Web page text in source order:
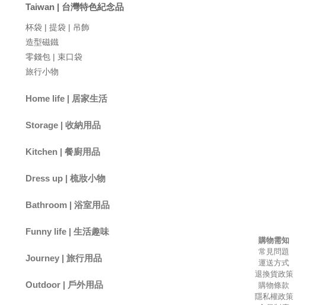
Taiwan | 台灣特色紀念品
杯袋 | 提袋 | 吊飾
造型磁鐵
零錢包 | 束口袋
旅行小物
Home life | 居家生活
香氛 | 精油
拖鞋 | 襪子
小家電 | 時鐘
手機支架 | 掛繩
居家小物
Storage | 收納用品
掛勾 | 掛架
收納籃 | 收納架
桌面收納 | 面紙盒
Kitchen | 餐廚用品
筷架 | 瀝水架
杯墊 | 隔熱墊
便當袋 | 環保杯袋
水杯 | 水瓶 | 保溫瓶
筷子 | 湯匙 | 叉子 | 刀子
Dress up | 梳妝小物
包包 | 化妝包
梳子 | 氣墊梳
摺疊鏡 | 化妝鏡 | 隨身鏡
髮圈 | 髮夾 | 髮帶 | 髮箍
Bathroom | 浴室用品
地墊 | 腳踏墊
毛巾 | 擦手巾
Funny life | 生活趣味
玩偶 | 吊飾
玩具 | 桌遊
文具 | 卡套
Journey | 旅行用品
收納包 | 行李袋
分裝瓶 | 旅行小物
行李秤 | 束帶 | 吊牌 | 證件
Outdoor | 戶外用品
購物需知
常見問題
運送方式
退換貨政策
購物條款
隱私權政策